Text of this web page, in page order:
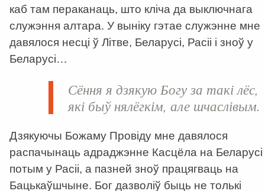
каб там пераканаць, што кліча да выключнага
служэння алтара. У выніку гэтае служэнне мне
давялося несці ў Літве, Беларусі, Расіі і зноў у
Беларусі…
Сёння я дзякую Богу за такі лёс,
які быў нялёгкім, але шчаслівым.
Дзякуючы Божаму Провіду мне давялося
распачынаць адраджэнне Касцёла на Беларусі
потым у Расіі, а пазней зноў працягваць на
Бацькаўшчыне. Бог дазволіў быць не толькі